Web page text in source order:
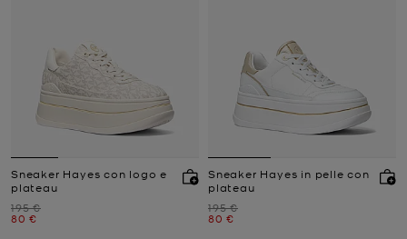
Sneaker Hayes con logo e
plateau
Prezzo iniziale
195 €
Prezzo attuale
80 €
Sneaker Hayes in pelle con
plateau
Prezzo iniziale
195 €
Prezzo attuale
80 €